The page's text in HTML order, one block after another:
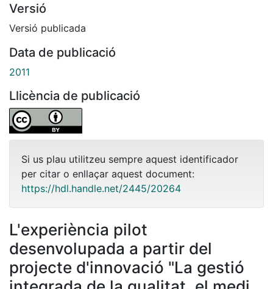
Versió
Versió publicada
Data de publicació
2011
Llicència de publicació
Si us plau utilitzeu sempre aquest identificador
per citar o enllaçar aquest document:
https://hdl.handle.net/2445/20264
L'experiència pilot
desenvolupada a partir del
projecte d'innovació "La gestió